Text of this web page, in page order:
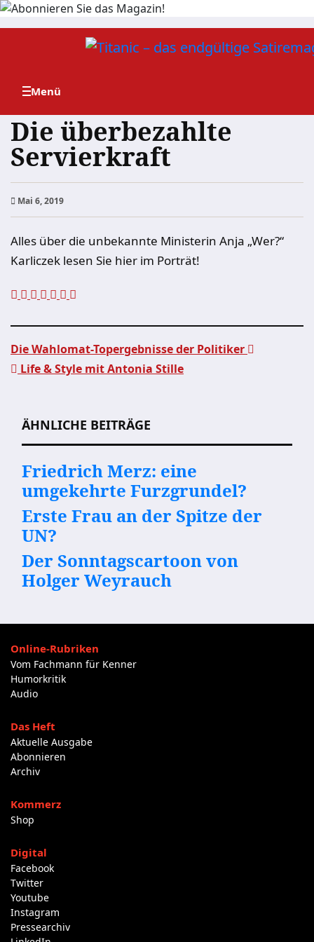
Zum
Die überbezahlte
Servierkraft
Mai 6, 2019
Alles über die unbekannte Ministerin Anja „Wer?“
Karliczek lesen Sie hier im Porträt!
Die Wahlomat-Topergebnisse der Politiker
Life & Style mit Antonia Stille
ÄHNLICHE BEITRÄGE
Friedrich Merz: eine
umgekehrte Furzgrundel?
Erste Frau an der Spitze der
UN?
Der Sonntagscartoon von
Holger Weyrauch
Online-Rubriken
Vom Fachmann für Kenner
Humorkritik
Audio
Das Heft
Aktuelle Ausgabe
Abonnieren
Archiv
Kommerz
Shop
Digital
Facebook
Twitter
Youtube
Instagram
Pressearchiv